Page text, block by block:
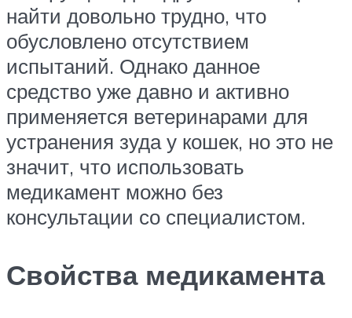
найти довольно трудно, что
обусловлено отсутствием
испытаний. Однако данное
средство уже давно и активно
применяется ветеринарами для
устранения зуда у кошек, но это не
значит, что использовать
медикамент можно без
консультации со специалистом.
Свойства медикамента